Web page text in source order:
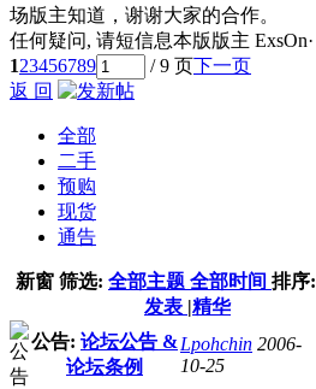
场版主知道，谢谢大家的合作。
任何疑问, 请短信息本版版主 ExsOn·
123456789 / 9 页下一页
返 回
全部
二手
预购
现货
通告
新窗 筛选: 全部主题 全部时间 排序:
发表 |精华
公告: 论坛公告 &
论坛条例
Lpohchin 2006-
10-25